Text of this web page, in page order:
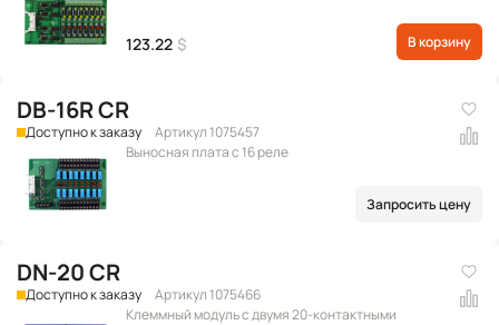
123.22 $ В корзину
DB-16R CR
Доступно к заказу
Артикул 1075457
Выносная плата с 16 реле
Запросить цену
DN-20 CR
Доступно к заказу
Артикул 1075466
Клеммный модуль с двумя 20-контактными